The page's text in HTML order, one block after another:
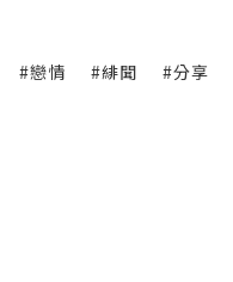
#戀情 #緋聞 #分享